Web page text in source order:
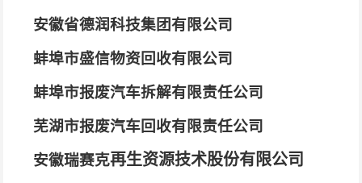
安徽省德润科技集团有限公司
蚌埠市盛信物资回收有限公司
蚌埠市报废汽车拆解有限责任公司
芜湖市报废汽车回收有限责任公司
安徽瑞赛克再生资源技术股份有限公司